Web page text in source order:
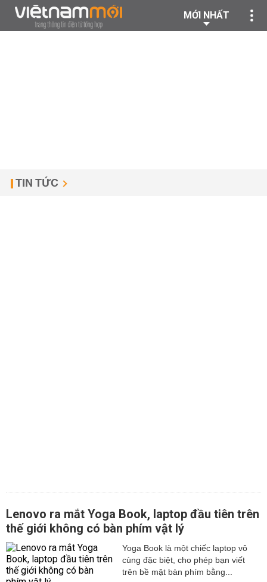
MỚI NHẤT
TIN TỨC
Lenovo ra mắt Yoga Book, laptop đầu tiên trên
thế giới không có bàn phím vật lý
Yoga Book là một chiếc laptop vô
cùng đặc biệt, cho phép bạn viết
trên bề mặt bàn phím bằng...